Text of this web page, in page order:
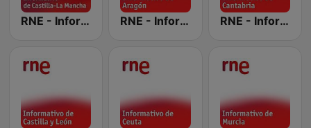
RNE - Informativo de Castilla-La Mancha RNE - Informativo de Aragón RNE - Informativo de Cantabria